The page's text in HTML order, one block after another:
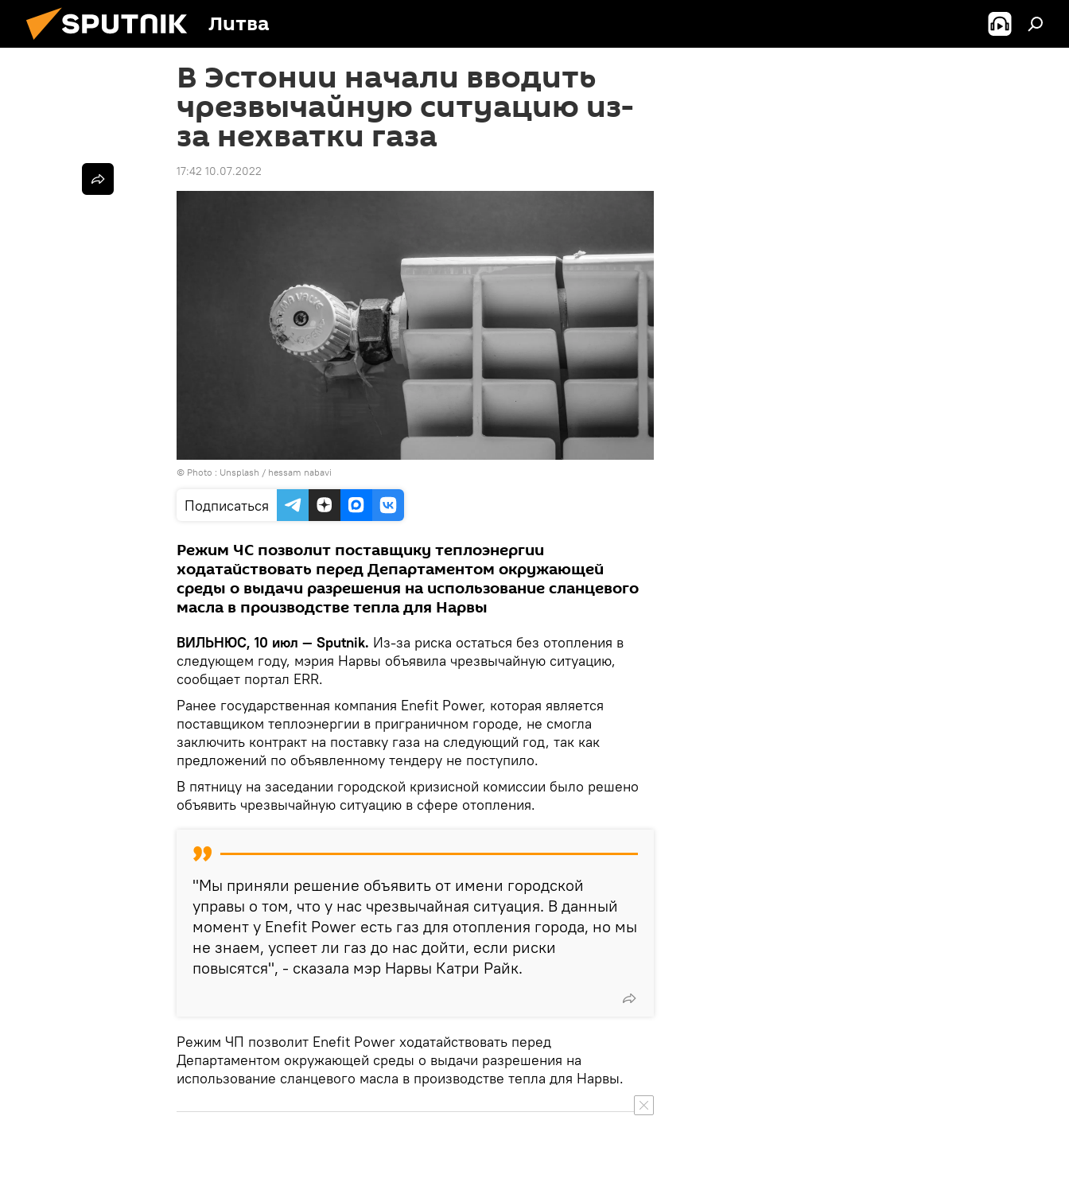
Литва
В Эстонии начали вводить
чрезвычайную ситуацию из-
за нехватки газа
17:42 10.07.2022
© Photo : Unsplash / hessam nabavi
Подписаться
Режим ЧС позволит поставщику теплоэнергии
ходатайствовать перед Департаментом окружающей
среды о выдачи разрешения на использование сланцевого
масла в производстве тепла для Нарвы
ВИЛЬНЮС, 10 июл — Sputnik. Из-за риска остаться без отопления в
следующем году, мэрия Нарвы объявила чрезвычайную ситуацию,
сообщает портал ERR.
Ранее государственная компания Enefit Power, которая является
поставщиком теплоэнергии в приграничном городе, не смогла
заключить контракт на поставку газа на следующий год, так как
предложений по объявленному тендеру не поступило.
В пятницу на заседании городской кризисной комиссии было решено
объявить чрезвычайную ситуацию в сфере отопления.
"Мы приняли решение объявить от имени городской
управы о том, что у нас чрезвычайная ситуация. В данный
момент у Enefit Power есть газ для отопления города, но мы
не знаем, успеет ли газ до нас дойти, если риски
повысятся", - сказала мэр Нарвы Катри Райк.
Режим ЧП позволит Enefit Power ходатайствовать перед
Департаментом окружающей среды о выдачи разрешения на
использование сланцевого масла в производстве тепла для Нарвы.